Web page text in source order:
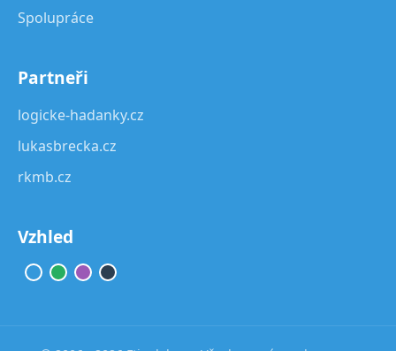
Spolupráce
Partneři
logicke-hadanky.cz
lukasbrecka.cz
rkmb.cz
Vzhled